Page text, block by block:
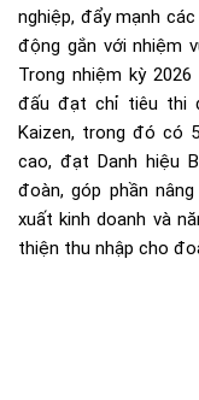
nghiệp, đẩy mạnh
động gắn với nhiệm
Trong nhiệm kỳ
đấu đạt chỉ tiêu thi
Kaizen, trong đó có
cao, đạt Danh hiệu
đoàn, góp phần
xuất kinh doanh và
thiện thu nhập cho